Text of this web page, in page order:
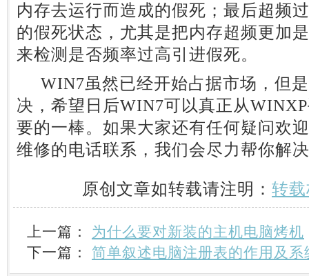
内存去运行而造成的假死；最后超频
的假死状态，尤其是把内存超频更加
来检测是否频率过高引进假死。
WIN7虽然已经开始占据市场，但
决，希望日后WIN7可以真正从
要的一棒。如果大家还有任何疑问欢
维修的电话联系，我们会尽力帮你解
原创文章如转载请注明： 转
上一篇： 为什么要对新装的主机电脑烤机
下一篇： 简单叙述电脑注册表的作用及